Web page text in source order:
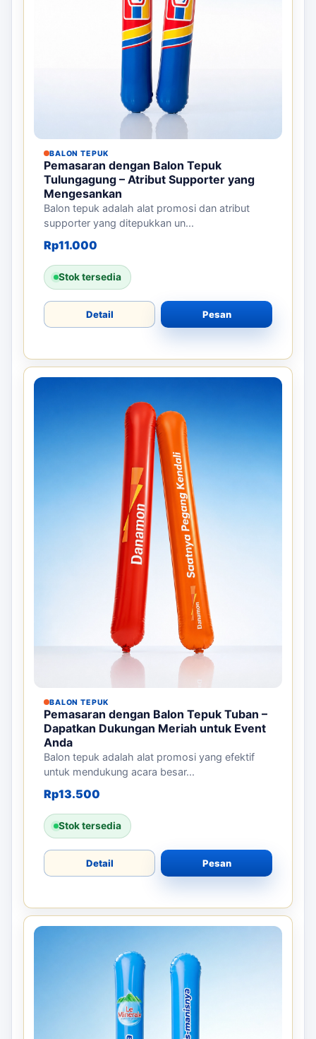
BALON TEPUK
Pemasaran dengan Balon Tepuk
Tulungagung – Atribut Supporter yang
Mengesankan
Balon tepuk adalah alat promosi dan atribut
supporter yang ditepukkan un...
Rp11.000
Stok tersedia
Detail Pesan
BALON TEPUK
Pemasaran dengan Balon Tepuk Tuban –
Dapatkan Dukungan Meriah untuk Event
Anda
Balon tepuk adalah alat promosi yang efektif
untuk mendukung acara besar...
Rp13.500
Stok tersedia
Detail Pesan